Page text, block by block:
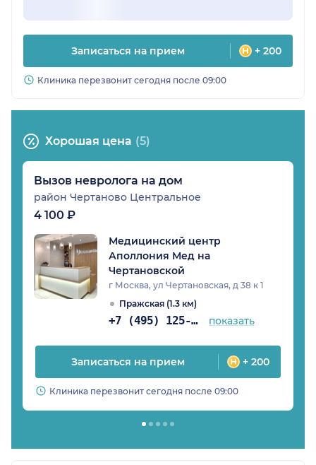
Записаться на прием + 200
Клиника перезвонит сегодня после 09:00
Хорошая цена (5)
Вызов невролога на дом
район Чертаново Центральное
4 100 ₽
Медицинский центр
Аполлония Мед на
Чертановской
г Москва, ул Чертановская, д 38 к 1
Пражская (1.3 км)
+7 (495) 125-12-92 показать
Записаться на прием + 200
Клиника перезвонит сегодня после 09:00